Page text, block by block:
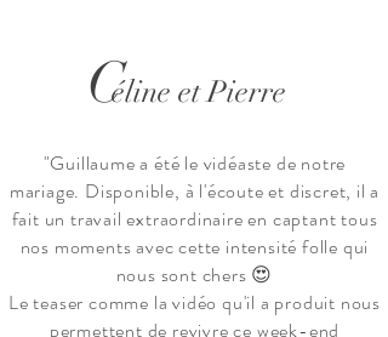
Céline et Pierre
"Guillaume a été le vidéaste de notre
mariage. Disponible, à l'écoute et discret, il a
fait un travail extraordinaire en captant tous
nos moments avec cette intensité folle qui
nous sont chers 😍
Le teaser comme la vidéo qu'il a produit nous
permettent de revivre ce week-end